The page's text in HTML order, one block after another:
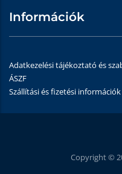
Információk
Adatkezelési tájékoztató és
ÁSZF
Szállítási és fizetési információk
Copyright ©